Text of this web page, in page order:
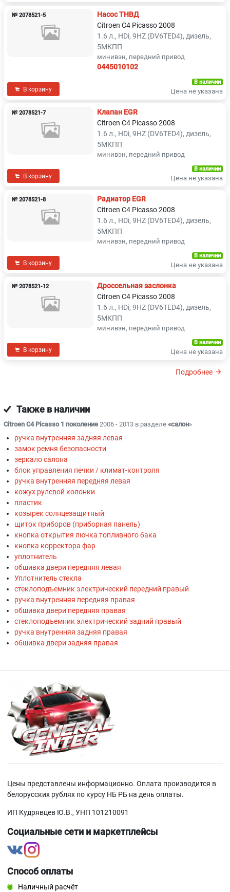
№ 2078521-5
Насос ТНВД
Citroen C4 Picasso 2008
1.6 л., HDi, 9HZ (DV6TED4), дизель,
5МКПП
минивэн, передний привод
0445010102
В корзину
В наличии
Цена не указана
№ 2078521-7
Клапан EGR
Citroen C4 Picasso 2008
1.6 л., HDi, 9HZ (DV6TED4), дизель,
5МКПП
минивэн, передний привод
В корзину
В наличии
Цена не указана
№ 2078521-8
Радиатор EGR
Citroen C4 Picasso 2008
1.6 л., HDi, 9HZ (DV6TED4), дизель,
5МКПП
минивэн, передний привод
В корзину
В наличии
Цена не указана
№ 2078521-12
Дроссельная заслонка
Citroen C4 Picasso 2008
1.6 л., HDi, 9HZ (DV6TED4), дизель,
5МКПП
минивэн, передний привод
В корзину
В наличии
Цена не указана
Подробнее
Также в наличии
Citroen C4 Picasso 1 поколение 2006 - 2013 в разделе «салон»
ручка внутренняя задняя левая
замок ремня безопасности
зеркало салона
блок управления печки / климат-контроля
ручка внутренняя передняя левая
кожух рулевой колонки
пластик
козырек солнцезащитный
щиток приборов (приборная панель)
кнопка открытия лючка топливного бака
кнопка корректора фар
уплотнитель
обшивка двери передняя левая
Уплотнитель стекла
стеклоподъемник электрический передний правый
ручка внутренняя передняя правая
обшивка двери передняя правая
стеклоподъемник электрический задний правый
ручка внутренняя задняя правая
обшивка двери задняя правая
Цены представлены информационно. Оплата производится в
белорусских рублях по курсу НБ РБ на день оплаты.
ИП Кудрявцев Ю.В., УНП 101210091
Социальные сети и маркетплейсы
Способ оплаты
Наличный расчёт